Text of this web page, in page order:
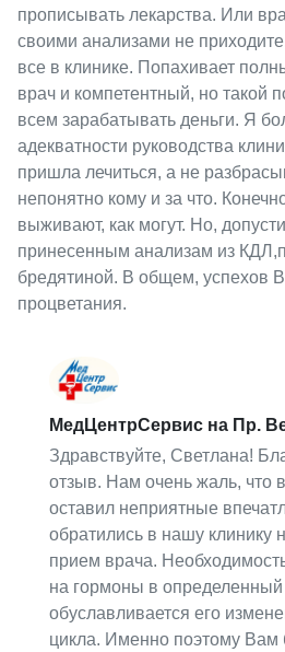
прописывать лекарства. Или
своими анализами не
все в клинике. Попахивает
врач и компетентный, но такой
всем зарабатывать деньги. Я
адекватности руководства
пришла лечиться, а не
непонятно кому и за что.
выживают, как могут. Но,
принесенным анализам из
бредятиной. В общем, успехов
процветания.
МедЦентрСервис на Пр.
Здравствуйте, Светлана!
отзыв. Нам очень жаль, что
оставил неприятные
обратились в нашу клинику
прием врача.
на гормоны в определенный
обуславливается его
цикла. Именно поэтому Вам